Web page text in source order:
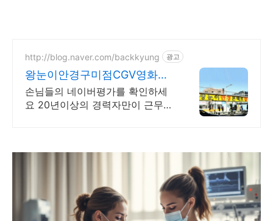
http://blog.naver.com/backkyung 광고
왕눈이안경구미점CGV영화관
앞
손님들의 네이버평가를 확인하세
요 20년이상의 경력자만이 근무합